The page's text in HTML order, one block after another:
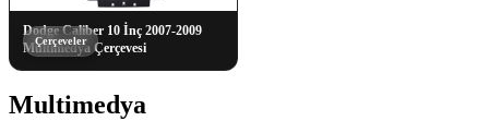
Dodge Caliber 10 İnç 2007-2009
Multimedya Çerçevesi
Çerçeveler
Multimedya